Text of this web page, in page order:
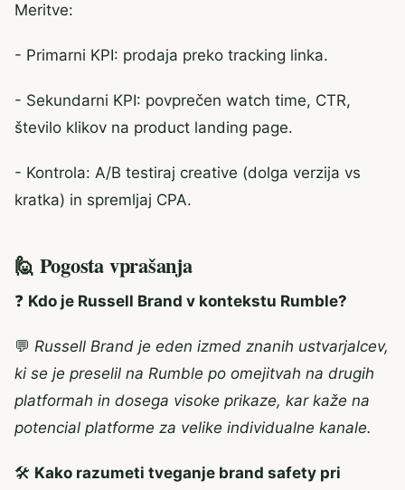
Meritve:
- Primarni KPI: prodaja preko tracking linka.
- Sekundarni KPI: povprečen watch time, CTR,
število klikov na product landing page.
- Kontrola: A/B testiraj creative (dolga verzija vs
kratka) in spremljaj CPA.
🙋 Pogosta vprašanja
❓ Kdo je Russell Brand v kontekstu Rumble?
💬 Russell Brand je eden izmed znanih ustvarjalcev,
ki se je preselil na Rumble po omejitvah na drugih
platformah in dosega visoke prikaze, kar kaže na
potencial platforme za velike individualne kanale.
🛠️ Kako razumeti tveganje brand safety pri